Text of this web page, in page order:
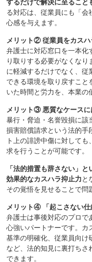
するだけで解決に至ること
る対応は、従業員にも「会
心感を与えます。
メリット② 従業員をカス
弁護士に対応窓口を一本化
り取りする必要がなくな
に軽減するだけでなく、従
できる環境を取り戻すこと
いた時間と労力を、本業の
メリット③ 悪質なケース
暴行・脅迫・名誉毀損に該
損害賠償請求という法的手
ト上の誹謗中傷に対して
求を行うことが可能です。
「法的措置も辞さない」
効果的なカスハラ抑止力と
その覚悟を見せることで問
メリット④ 「起こさない
弁護士は事後対応のプロで
心強いパートナーです。カ
基準の明確化、従業員向け
など、法的知見に裏打ちさ
できます。